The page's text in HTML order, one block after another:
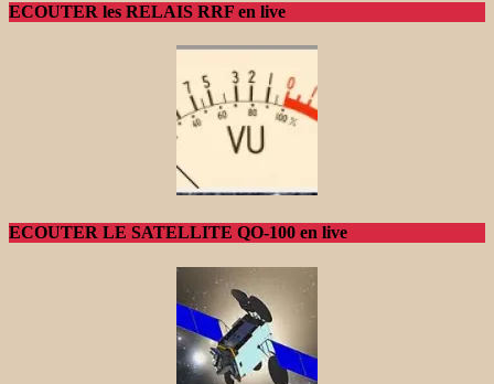
ECOUTER les RELAIS RRF en live
ECOUTER LE SATELLITE QO-100 en live